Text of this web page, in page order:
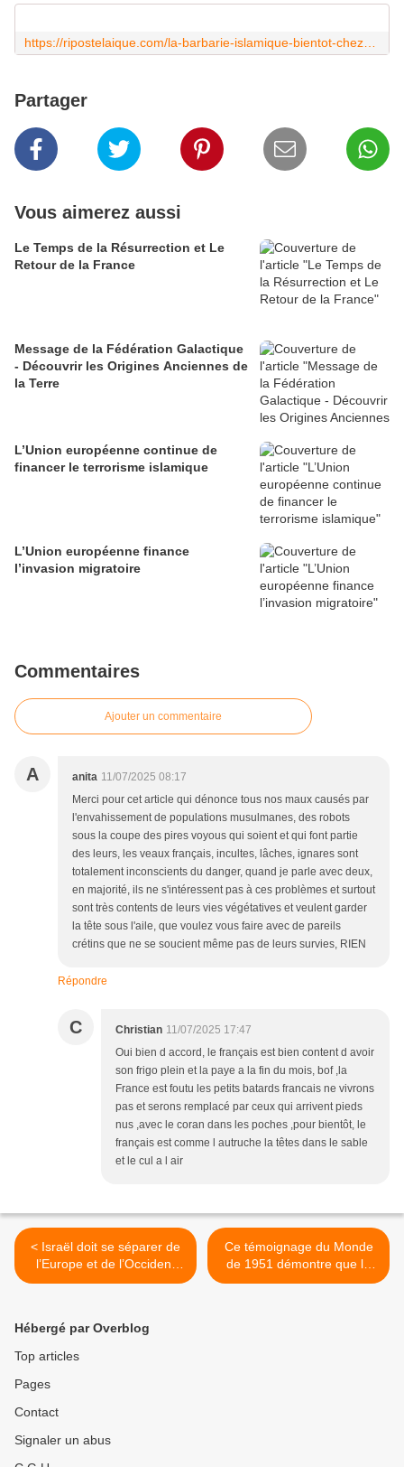
Partager
Vous aimerez aussi
Le Temps de la Résurrection et Le
Retour de la France
Message de la Fédération Galactique
- Découvrir les Origines Anciennes de
la Terre
L’Union européenne continue de
financer le terrorisme islamique
L’Union européenne finance
l’invasion migratoire
Commentaires
Ajouter un commentaire
A anita 11/07/2025 08:17
Merci pour cet article qui dénonce tous nos maux causés par
l'envahissement de populations musulmanes, des robots
sous la coupe des pires voyous qui soient et qui font partie
des leurs, les veaux français, incultes, lâches, ignares sont
totalement inconscients du danger, quand je parle avec deux,
en majorité, ils ne s'intéressent pas à ces problèmes et surtout
sont très contents de leurs vies végétatives et veulent garder
la tête sous l'aile, que voulez vous faire avec de pareils
crétins que ne se soucient même pas de leurs survies, RIEN
Répondre
C Christian 11/07/2025 17:47
Oui bien d accord, le français est bien content d avoir
son frigo plein et la paye a la fin du mois, bof ,la
France est foutu les petits batards francais ne vivrons
pas et serons remplacé par ceux qui arrivent pieds
nus ,avec le coran dans les poches ,pour bientôt, le
français est comme l autruche la têtes dans le sable
et le cul a l air
< Israël doit se séparer de
l’Europe et de l’Occident
démocratique
Ce témoignage du Monde
de 1951 démontre que la
Nakba est une
Hébergé par Overblog
Top articles
Pages
Contact
Signaler un abus